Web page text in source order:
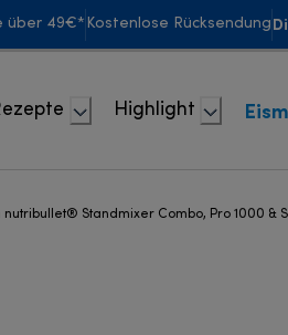
über 49€* Kostenlose Rücksendung
Highlight
Standmixer Combo, Pro 1000 &